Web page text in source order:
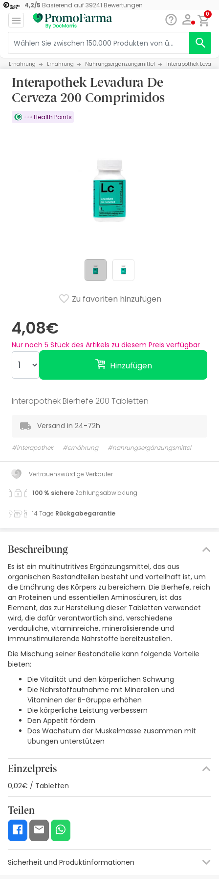
4,2/5 Basierend auf39241 Bewertungen
0
Ernährung Ernährung Nahrungsergänzungsmittel Interapothek
Interapothek Levadura De
Cerveza 200 Comprimidos
Health Points
4,08€
Nur noch 5 Stück des Artikels zu diesem Preis verfügbar
Hinzufügen
Zu favoriten hinzufügen
Interapothek Bierhefe 200 Tabletten
Versand in 24-72h
#interapothek #ernährung #nahrungsergänzungsmittel
Vertrauenswürdige Verkäufer
100 % sichere Zahlungsabwicklung
14 Tage Rückgabegarantie
Beschreibung
Es ist ein multinutritives Ergänzungsmittel, das aus
organischen Bestandteilen besteht und vorteilhaft ist, um
die Ernährung des Körpers zu bereichern. Die Bierhefe, reich
an Proteinen und essentiellen Aminosäuren, ist das
Element, das zur Herstellung dieser Tabletten verwendet
wird, die dafür verantwortlich sind, verschiedene
verdauliche, vitaminreiche, mineralisierende und
immunstimulierende Nährstoffe bereitzustellen.
Die Mischung seiner Bestandteile kann folgende Vorteile
bieten:
Die Vitalität und den körperlichen Schwung
Die Nährstoffaufnahme mit Mineralien und
Vitaminen der B-Gruppe erhöhen
Die körperliche Leistung verbessern
Den Appetit fördern
Das Wachstum der Muskelmasse zusammen mit
Übungen unterstützen
Einzelpreis
0,02€ / Tabletten
Teilen
Sicherheit und Produktinformationen